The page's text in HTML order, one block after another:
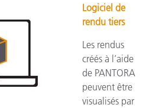
Logiciel de
rendu tiers
Les rendus
créés à l’aide
de PANTORA
peuvent être
visualisés par